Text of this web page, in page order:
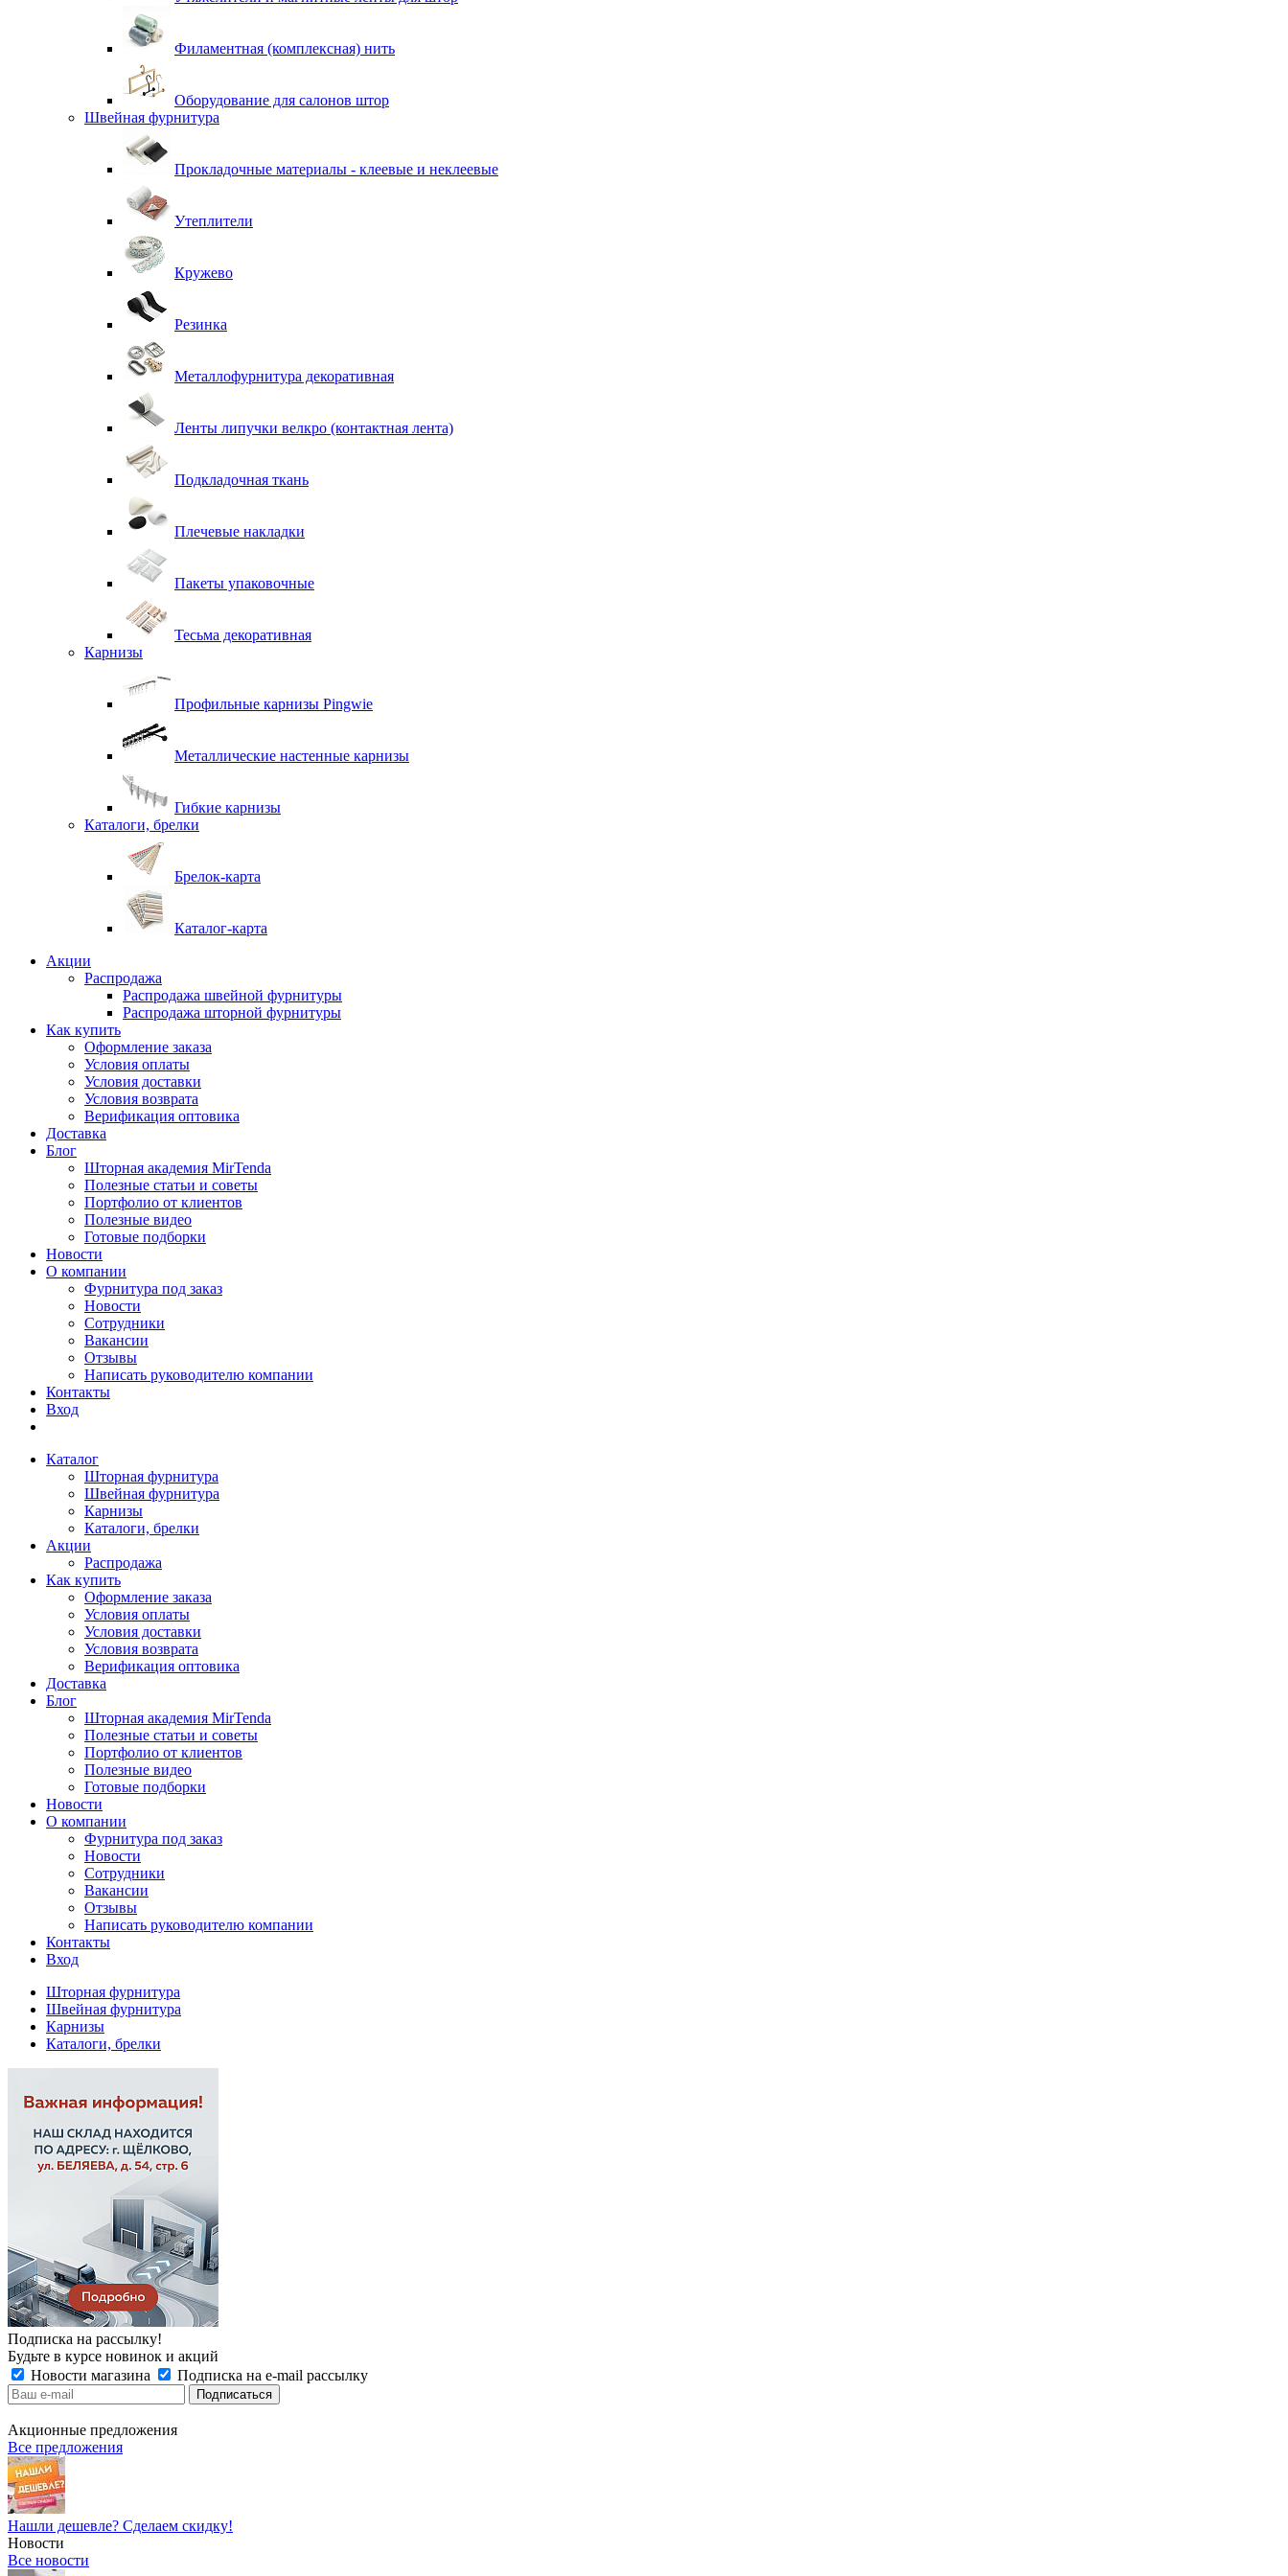
Филаментная (комплексная) нить
Оборудование для салонов штор
Швейная фурнитура
Прокладочные материалы - клеевые и неклеевые
Утеплители
Кружево
Резинка
Металлофурнитура декоративная
Ленты липучки велкро (контактная лента)
Подкладочная ткань
Плечевые накладки
Пакеты упаковочные
Тесьма декоративная
Карнизы
Профильные карнизы Pingwie
Металлические настенные карнизы
Гибкие карнизы
Каталоги, брелки
Брелок-карта
Каталог-карта
Акции
Распродажа
Распродажа швейной фурнитуры
Распродажа шторной фурнитуры
Как купить
Оформление заказа
Условия оплаты
Условия доставки
Условия возврата
Верификация оптовика
Доставка
Блог
Шторная академия MirTenda
Полезные статьи и советы
Портфолио от клиентов
Полезные видео
Готовые подборки
Новости
О компании
Фурнитура под заказ
Новости
Сотрудники
Вакансии
Отзывы
Написать руководителю компании
Контакты
Вход
Каталог
Шторная фурнитура
Швейная фурнитура
Карнизы
Каталоги, брелки
Акции
Распродажа
Как купить
Оформление заказа
Условия оплаты
Условия доставки
Условия возврата
Верификация оптовика
Доставка
Блог
Шторная академия MirTenda
Полезные статьи и советы
Портфолио от клиентов
Полезные видео
Готовые подборки
Новости
О компании
Фурнитура под заказ
Новости
Сотрудники
Вакансии
Отзывы
Написать руководителю компании
Контакты
Вход
Шторная фурнитура
Швейная фурнитура
Карнизы
Каталоги, брелки
Подписка на рассылку!
Будьте в курсе новинок и акций
Новости магазина
Подписка на e-mail рассылку
Акционные предложения
Все предложения
Нашли дешевле? Сделаем скидку!
Новости
Все новости